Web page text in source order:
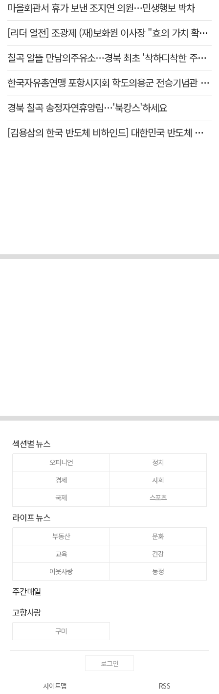
마을회관서 휴가 보낸 조지연 의원…민생행보 박차
[리더 열전] 조광제 (재)보화원 이사장 "효의 가치 확산 위해 젊은층 참여 이끌어낼 것"
칠곡 알뜰 만남의주유소…경북 최초 '착하디착한 주유소' 선정
한국자유총연맹 포항시지회 학도의용군 전승기념관 방문
경북 칠곡 송정자연휴양림…'북캉스'하세요
[김용삼의 한국 반도체 비하인드] 대한민국 반도체 신화의 출발
섹션별 뉴스
오피니언
정치
경제
사회
국제
스포츠
라이프 뉴스
부동산
문화
교육
건강
이웃사랑
동정
주간매일
고향사랑
구미
로그인
사이트맵 RSS